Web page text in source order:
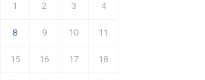
1 2 3 4
8 9 10 11
15 16 17 18